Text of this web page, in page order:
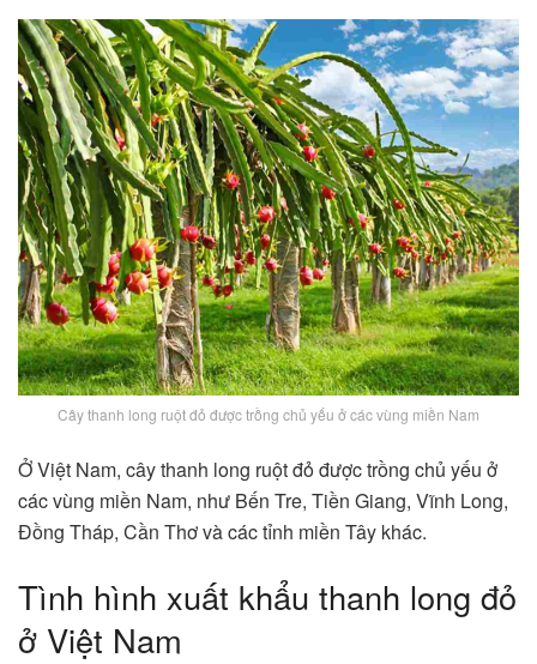
Cây thanh long ruột đỏ được trồng chủ yếu ở các vùng miền Nam
Ở Việt Nam, cây thanh long ruột đỏ được trồng chủ yếu ở
các vùng miền Nam, như Bến Tre, Tiền Giang, Vĩnh Long,
Đồng Tháp, Cần Thơ và các tỉnh miền Tây khác.
Tình hình xuất khẩu thanh long đỏ
ở Việt Nam